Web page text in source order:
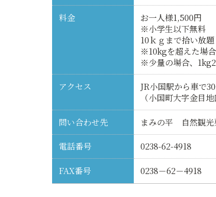
料金
お一人様1,500円
※小学生以下無料
10ｋｇまで拾い放題
※10kgを超えた場
※少量の場合、
アクセス
JR小国駅から車で
（小国町大字金目
問い合わせ先 まみの平 自然観光
電話番号 0238-62-4918
FAX番号 0238－62－4918